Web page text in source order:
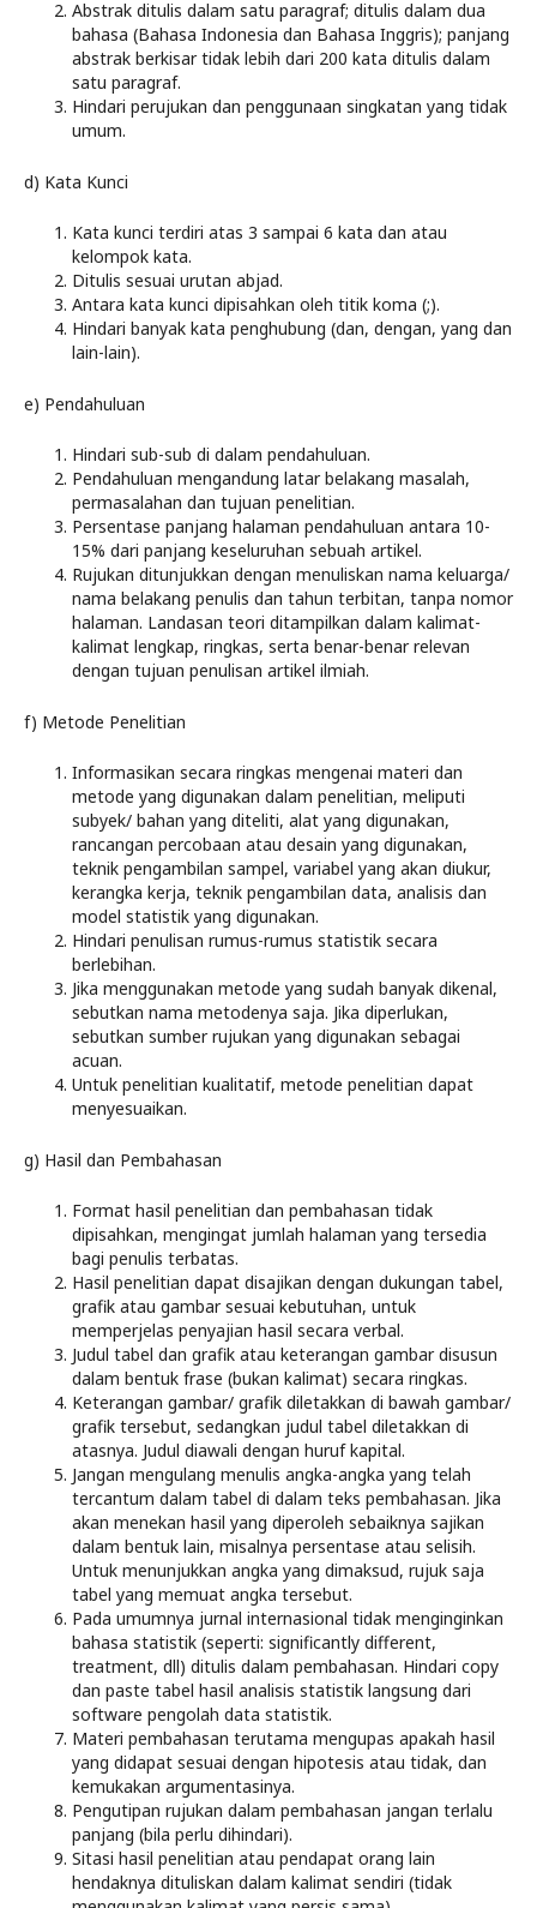
Abstrak ditulis dalam satu paragraf; ditulis dalam dua
bahasa (Bahasa Indonesia dan Bahasa Inggris); panjang
abstrak berkisar tidak lebih dari 200 kata ditulis dalam
satu paragraf.
Hindari perujukan dan penggunaan singkatan yang tidak
umum.
d) Kata Kunci
Kata kunci terdiri atas 3 sampai 6 kata dan atau
kelompok kata.
Ditulis sesuai urutan abjad.
Antara kata kunci dipisahkan oleh titik koma (;).
Hindari banyak kata penghubung (dan, dengan, yang dan
lain-lain).
e) Pendahuluan
Hindari sub-sub di dalam pendahuluan.
Pendahuluan mengandung latar belakang masalah,
permasalahan dan tujuan penelitian.
Persentase panjang halaman pendahuluan antara 10-
15% dari panjang keseluruhan sebuah artikel.
Rujukan ditunjukkan dengan menuliskan nama keluarga/
nama belakang penulis dan tahun terbitan, tanpa nomor
halaman. Landasan teori ditampilkan dalam kalimat-
kalimat lengkap, ringkas, serta benar-benar relevan
dengan tujuan penulisan artikel ilmiah.
f) Metode Penelitian
Informasikan secara ringkas mengenai materi dan
metode yang digunakan dalam penelitian, meliputi
subyek/ bahan yang diteliti, alat yang digunakan,
rancangan percobaan atau desain yang digunakan,
teknik pengambilan sampel, variabel yang akan diukur,
kerangka kerja, teknik pengambilan data, analisis dan
model statistik yang digunakan.
Hindari penulisan rumus-rumus statistik secara
berlebihan.
Jika menggunakan metode yang sudah banyak dikenal,
sebutkan nama metodenya saja. Jika diperlukan,
sebutkan sumber rujukan yang digunakan sebagai
acuan.
Untuk penelitian kualitatif, metode penelitian dapat
menyesuaikan.
g) Hasil dan Pembahasan
Format hasil penelitian dan pembahasan tidak
dipisahkan, mengingat jumlah halaman yang tersedia
bagi penulis terbatas.
Hasil penelitian dapat disajikan dengan dukungan tabel,
grafik atau gambar sesuai kebutuhan, untuk
memperjelas penyajian hasil secara verbal.
Judul tabel dan grafik atau keterangan gambar disusun
dalam bentuk frase (bukan kalimat) secara ringkas.
Keterangan gambar/ grafik diletakkan di bawah gambar/
grafik tersebut, sedangkan judul tabel diletakkan di
atasnya. Judul diawali dengan huruf kapital.
Jangan mengulang menulis angka-angka yang telah
tercantum dalam tabel di dalam teks pembahasan. Jika
akan menekan hasil yang diperoleh sebaiknya sajikan
dalam bentuk lain, misalnya persentase atau selisih.
Untuk menunjukkan angka yang dimaksud, rujuk saja
tabel yang memuat angka tersebut.
Pada umumnya jurnal internasional tidak menginginkan
bahasa statistik (seperti: significantly different,
treatment, dll) ditulis dalam pembahasan. Hindari copy
dan paste tabel hasil analisis statistik langsung dari
software pengolah data statistik.
Materi pembahasan terutama mengupas apakah hasil
yang didapat sesuai dengan hipotesis atau tidak, dan
kemukakan argumentasinya.
Pengutipan rujukan dalam pembahasan jangan terlalu
panjang (bila perlu dihindari).
Sitasi hasil penelitian atau pendapat orang lain
hendaknya dituliskan dalam kalimat sendiri (tidak